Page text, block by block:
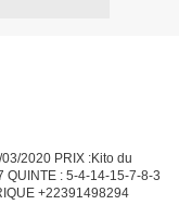
2020 PRIX :Kito du
QUINTE : 5-4-14-15-7-8-3
+22391498294